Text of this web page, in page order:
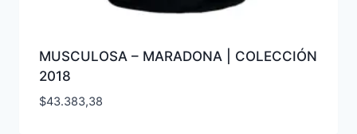
MUSCULOSA – MARADONA | COLECCIÓN
2018
$43.383,38